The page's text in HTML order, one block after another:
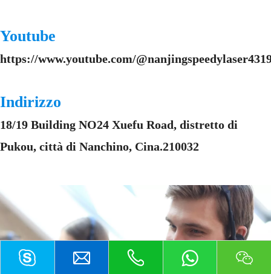
Youtube
https://www.youtube.com/
Indirizzo
18/19 Building NO24 Xuefu Road, distretto di
Pukou, città di Nanchino, Cina.210032